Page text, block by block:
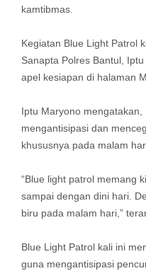
kamtibmas.
Kegiatan Blue Light Patrol
Sanapta Polres Bantul,
apel kesiapan di halaman
Iptu Maryono
mengantisipasi dan
khususnya pada malam
“Blue light patrol memang
sampai dengan dini hari.
biru pada malam hari,”
Blue Light Patrol kali ini
guna mengantisipasi